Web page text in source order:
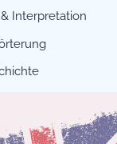
Interpretation